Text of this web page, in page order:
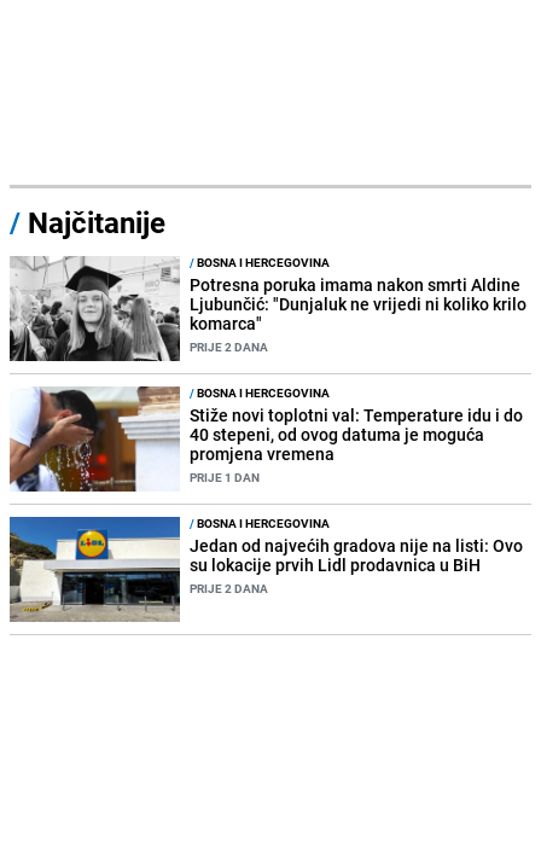
/ Najčitanije
/BOSNA I HERCEGOVINA
Potresna poruka imama nakon smrti Aldine
Ljubunčić: "Dunjaluk ne vrijedi ni koliko krilo
komarca"
PRIJE 2 DANA
/BOSNA I HERCEGOVINA
Stiže novi toplotni val: Temperature idu i do
40 stepeni, od ovog datuma je moguća
promjena vremena
PRIJE 1 DAN
/BOSNA I HERCEGOVINA
Jedan od najvećih gradova nije na listi: Ovo
su lokacije prvih Lidl prodavnica u BiH
PRIJE 2 DANA